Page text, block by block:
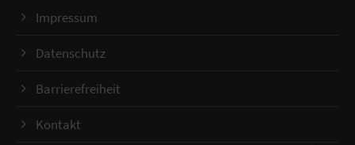
Impressum
Datenschutz
Barrierefreiheit
Kontakt